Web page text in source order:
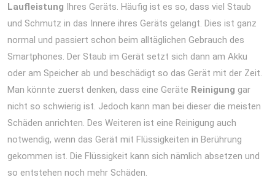
Laufleistung Ihres Geräts. Häufig ist es so, dass viel Staub
und Schmutz in das Innere ihres Geräts gelangt. Dies ist ganz
normal und passiert schon beim alltäglichen Gebrauch des
Smartphones. Der Staub im Gerät setzt sich dann am Akku
oder am Speicher ab und beschädigt so das Gerät mit der Zeit.
Man könnte zuerst denken, dass eine Geräte Reinigung gar
nicht so schwierig ist. Jedoch kann man bei dieser die meisten
Schäden anrichten. Des Weiteren ist eine Reinigung auch
notwendig, wenn das Gerät mit Flüssigkeiten in Berührung
gekommen ist. Die Flüssigkeit kann sich nämlich absetzen und
so entstehen noch mehr Schäden.